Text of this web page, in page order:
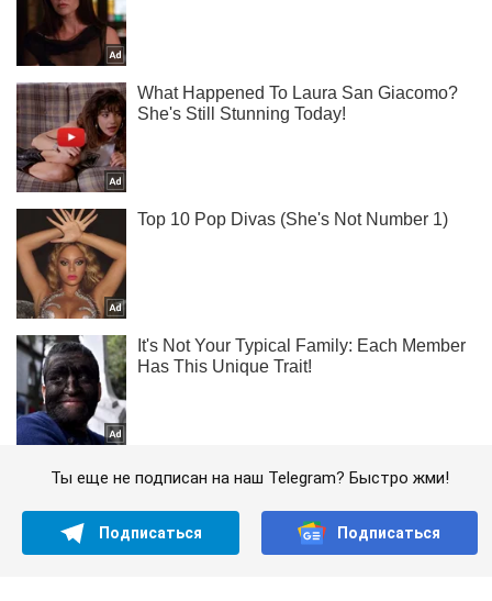
Ты еще не подписан на наш Telegram? Быстро жми!
Подписаться Подписаться